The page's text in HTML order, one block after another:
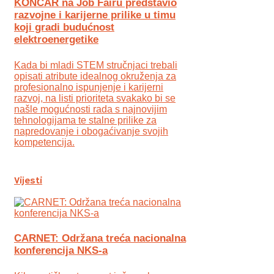
KONČAR na Job Fairu predstavio
razvojne i karijerne prilike u timu
koji gradi budućnost
elektroenergetike
Kada bi mladi STEM stručnjaci trebali
opisati atribute idealnog okruženja za
profesionalno ispunjenje i karijerni
razvoj, na listi prioriteta svakako bi se
našle mogućnosti rada s najnovijim
tehnologijama te stalne prilike za
napredovanje i obogaćivanje svojih
kompetencija.
Vijesti
CARNET: Održana treća nacionalna
konferencija NKS-a